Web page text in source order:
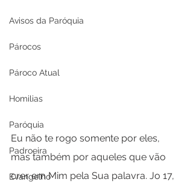
Avisos da Paróquia
Párocos
Pároco Atual
Homilias
Paróquia
Padroeira
Evangelho
Eu não te rogo somente por eles,
mas também por aqueles que vão
crer em Mim pela Sua palavra. Jo 17,